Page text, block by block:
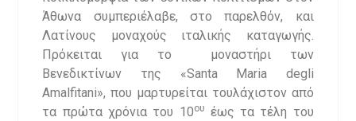
Άθωνα συμπεριέλαβε, στο παρελθόν, και
Λατίνους μοναχούς ιταλικής καταγωγής.
Πρόκειται για το μοναστήρι των
Βενεδικτίνων της «Santa Maria degli
Amalfitani», που μαρτυρείται τουλάχιστον από
τα πρώτα χρόνια του 10ου έως τα τέλη του